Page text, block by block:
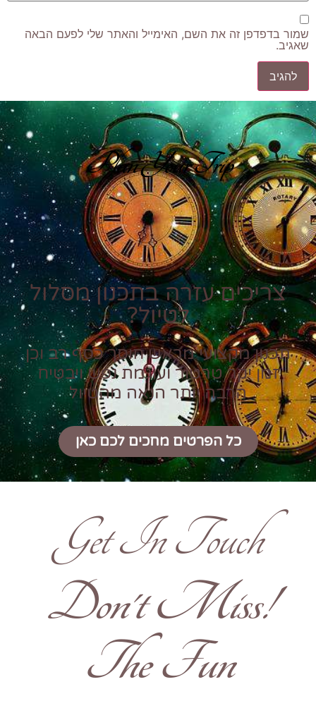
שמור בדפדפן זה את השם, האימייל והאתר שלי לפעם הבאה
שאגיב.
Plan Your Trip
צריכים עזרה בתכנון מסלול
לטיול?
תכנון מקצועי מראש חוסך כסף רב וכן
זמן יקר טרטור ועוגמת נפש ויבטיח
הרבה יותר הנאה מהטיול
כל הפרטים מחכים לכם כאן
Get In Touch
!Don't Miss
The Fun